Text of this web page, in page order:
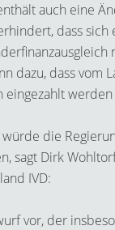
auch eine
dass
dazu, dass vom
eingezahlt werden
die
sagt Dirk
IVD:
vor, der